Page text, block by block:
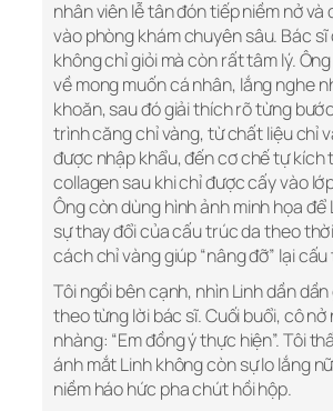
nhân viên lễ tân đón tiếp niềm nở và
vào phòng khám chuyên sâu. Bác sĩ
không chỉ giỏi mà còn rất tâm lý.
về mong muốn cá nhân, lắng nghe
khoăn, sau đó giải thích rõ từng
trình căng chỉ vàng, từ chất liệu chỉ
được nhập khẩu, đến cơ chế tự kích
collagen sau khi chỉ được cấy vào
Ông còn dùng hình ảnh minh họa để
sự thay đổi của cấu trúc da theo
cách chỉ vàng giúp “nâng đỡ” lại
Tôi ngồi bên cạnh, nhìn Linh dần
theo từng lời bác sĩ. Cuối buổi, cô
nhàng: “Em đồng ý thực hiện”. Tôi
ánh mắt Linh không còn sự lo lắng
niềm háo hức pha chút hồi hộp.